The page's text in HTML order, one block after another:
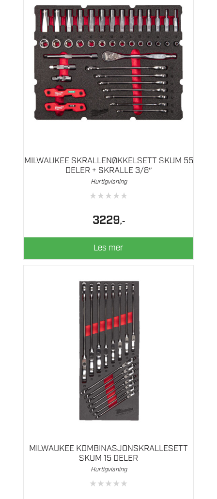
MILWAUKEE SKRALLENØKKELSETT SKUM 55
DELER + SKRALLE 3/8″
Hurtigvisning
★★★★★
3229,-
Les mer
MILWAUKEE KOMBINASJONSKRALLESETT
SKUM 15 DELER
Hurtigvisning
★★★★★